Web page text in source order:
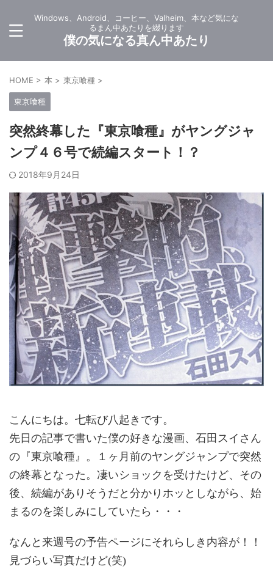
Windows、Android、コーヒー、Valheim、本など気にな
るまん中あたりを綴ります
僕の気になる真ん中あたり
HOME > 本 > 東京喰種 >
東京喰種
突然終幕した『東京喰種』がヤングジャ
ンプ４６号で続編スタート！？
2018年9月24日
こんにちは。七転び八起きです。
先日の記事で書いた僕の好きな漫画、石田スイさん
の『東京喰種』。１ヶ月前のヤングジャンプで突然
の終幕となった。凄いショックを受けたけど、その
後、続編がありそうだと分かりホッとしながら、始
まるのを楽しみにしていたら・・・
なんと来週号の予告ページにそれらしき内容が！！
見づらい写真だけど(笑)